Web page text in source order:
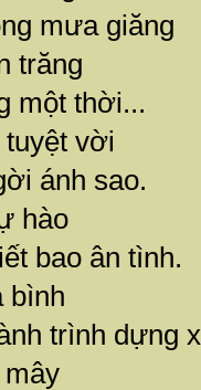
mưa giăng
trăng
một thời...
vời
ánh sao.
hào
bao ân tình.
bình
trình dựng
mây